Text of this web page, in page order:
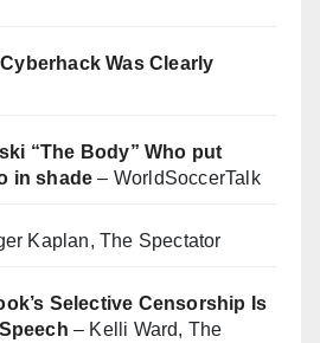
Was Clearly
“The Body” Who put
in shade – WorldSoccerTalk
Kaplan, The Spectator
Selective Censorship Is
– Kelli Ward, The